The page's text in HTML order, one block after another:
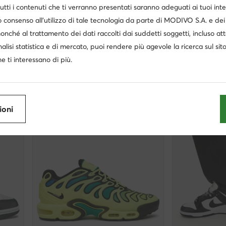
extra -25% Codice: SUMMER
Nike
Sneakers · Air Force · Bianco
Prezzo attuale
124,95€
Prezzo regolare
extra -
Nike
Sneakers ·
Prezzo attuale
160,95€
i contenuti che ti verranno presentati saranno adeguati ai tuoi
consenso all’utilizzo di tale tecnologia da parte di MODIVO S.A. e
al trattamento dei dati raccolti dai suddetti soggetti, incluso
statistica e di mercato, puoi rendere più agevole la ricerca sul
ti interessano di più.